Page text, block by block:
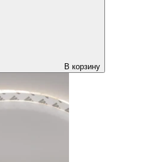
В корзину